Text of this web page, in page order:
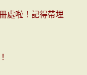
處啦！記得帶埋